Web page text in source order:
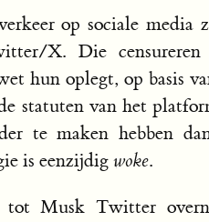
op sociale media
X. Die
hun oplegt, op basis
statuten van het
te maken hebben
is eenzijdig woke.
Musk Twitter